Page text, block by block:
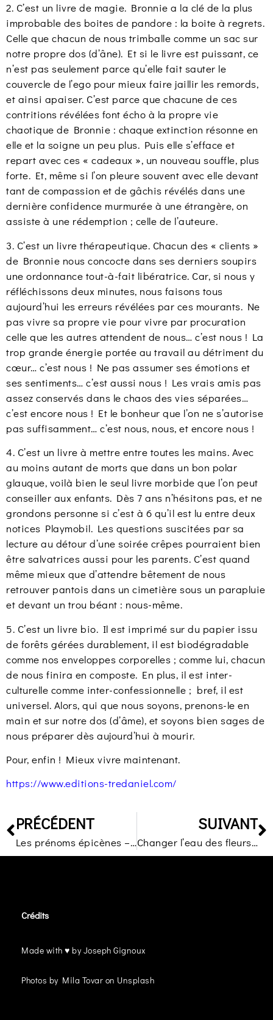
2. C’est un livre de magie. Bronnie a la clé de la plus
improbable des boites de pandore : la boite à regrets.
Celle que chacun de nous trimballe comme un sac sur
notre propre dos (d’âne). Et si le livre est puissant, ce
n’est pas seulement parce qu’elle fait sauter le
couvercle de l’ego pour mieux faire jaillir les remords,
et ainsi apaiser. C’est parce que chacune de ces
contritions révélées font écho à la propre vie
chaotique de Bronnie : chaque extinction résonne en
elle et la soigne un peu plus. Puis elle s’efface et
repart avec ces « cadeaux », un nouveau souffle, plus
forte. Et, même si l’on pleure souvent avec elle devant
tant de compassion et de gâchis révélés dans une
dernière confidence murmurée à une étrangère, on
assiste à une rédemption ; celle de l’auteure.
3. C’est un livre thérapeutique. Chacun des « clients »
de Bronnie nous concocte dans ses derniers soupirs
une ordonnance tout-à-fait libératrice. Car, si nous y
réfléchissons deux minutes, nous faisons tous
aujourd’hui les erreurs révélées par ces mourants. Ne
pas vivre sa propre vie pour vivre par procuration
celle que les autres attendent de nous… c’est nous ! La
trop grande énergie portée au travail au détriment du
cœur… c’est nous ! Ne pas assumer ses émotions et
ses sentiments… c’est aussi nous ! Les vrais amis pas
assez conservés dans le chaos des vies séparées…
c’est encore nous ! Et le bonheur que l’on ne s’autorise
pas suffisamment… c’est nous, nous, et encore nous !
4. C’est un livre à mettre entre toutes les mains. Avec
au moins autant de morts que dans un bon polar
glauque, voilà bien le seul livre morbide que l’on peut
conseiller aux enfants. Dès 7 ans n’hésitons pas, et ne
grondons personne si c’est à 6 qu’il est lu entre deux
notices Playmobil. Les questions suscitées par sa
lecture au détour d’une soirée crêpes pourraient bien
être salvatrices aussi pour les parents. C’est quand
même mieux que d’attendre bêtement de nous
retrouver pantois dans un cimetière sous un parapluie
et devant un trou béant : nous-même.
5. C’est un livre bio. Il est imprimé sur du papier issu
de forêts gérées durablement, il est biodégradable
comme nos enveloppes corporelles ; comme lui, chacun
de nous finira en composte. En plus, il est inter-
culturelle comme inter-confessionnelle ; bref, il est
universel. Alors, qui que nous soyons, prenons-le en
main et sur notre dos (d’âme), et soyons bien sages de
nous préparer dès aujourd’hui à mourir.
Pour, enfin ! Mieux vivre maintenant.
https://www.editions-tredaniel.com/
PRÉCÉDENT
Les prénoms épicènes – Amélie Nothomb – Le Livre de Poche
SUIVANT
Changer l’eau des fleurs – Valérie Perrin – Le Livre de Poche.
Crédits
Made with ♥ by Joseph Gignoux
Photos by Mila Tovar on Unsplash